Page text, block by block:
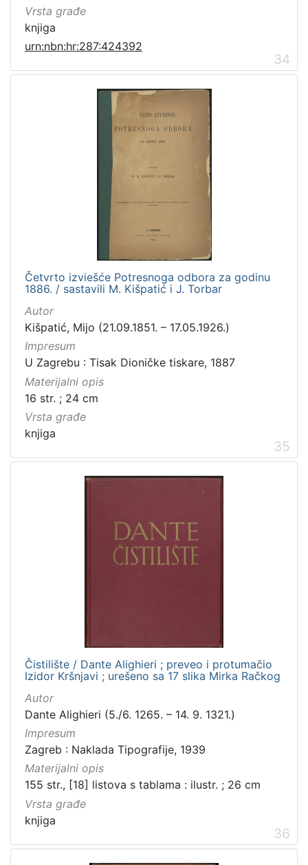
Vrsta građe
knjiga
urn:nbn:hr:287:424392
34
Četvrto izviešće Potresnoga odbora za godinu
1886. / sastavili M. Kišpatić i J. Torbar
Autor
Kišpatić, Mijo (21.09.1851. – 17.05.1926.)
Impresum
U Zagrebu : Tisak Dioničke tiskare, 1887
Materijalni opis
16 str. ; 24 cm
Vrsta građe
knjiga
35
Čistilište / Dante Alighieri ; preveo i protumačio
Izidor Kršnjavi ; urešeno sa 17 slika Mirka Račkog
Autor
Dante Alighieri (5./6. 1265. – 14. 9. 1321.)
Impresum
Zagreb : Naklada Tipografije, 1939
Materijalni opis
155 str., [18] listova s tablama : ilustr. ; 26 cm
Vrsta građe
knjiga
36